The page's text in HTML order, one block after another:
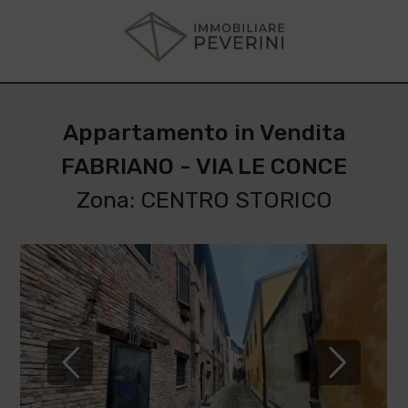
Appartamento in Vendita
FABRIANO - VIA LE CONCE
Zona: CENTRO STORICO